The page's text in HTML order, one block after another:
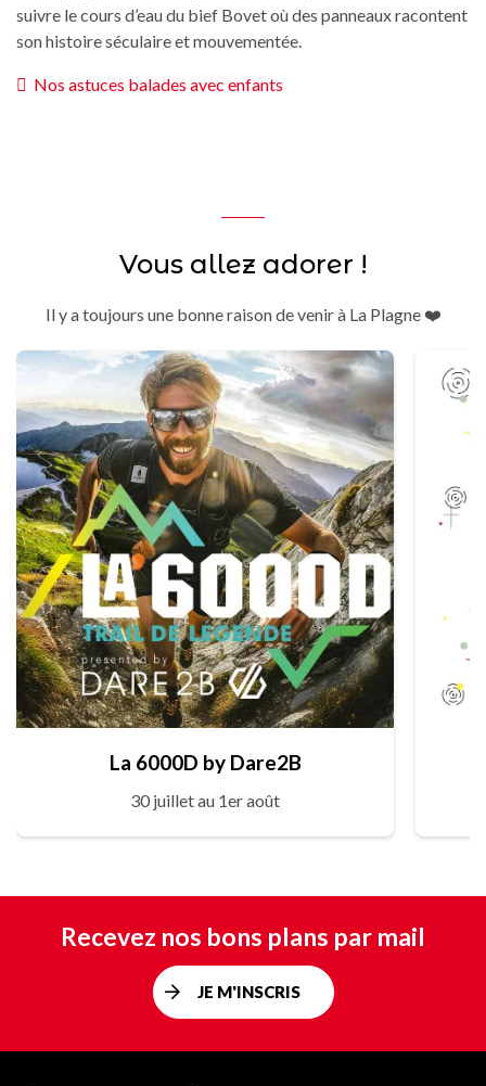
suivre le cours d’eau du bief Bovet où des panneaux racontent
son histoire séculaire et mouvementée.
Nos astuces balades avec enfants
Vous allez adorer !
Il y a toujours une bonne raison de venir à La Plagne ❤️
La 6000D by Dare2B
30 juillet au 1er août
Recevez nos bons plans par mail
JE M'INSCRIS